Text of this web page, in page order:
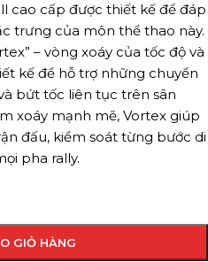
cao cấp được thiết kế để đáp
trưng của môn thể thao này.
– vòng xoáy của tốc độ và
kế để hỗ trợ những chuyển
bứt tốc liên tục trên sân
xoáy mạnh mẽ, Vortex giúp
đấu, kiểm soát từng bước di
pha rally.
GIỎ HÀNG